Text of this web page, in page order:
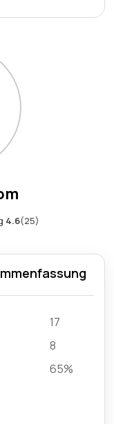
4.6(25)
17
8
65%